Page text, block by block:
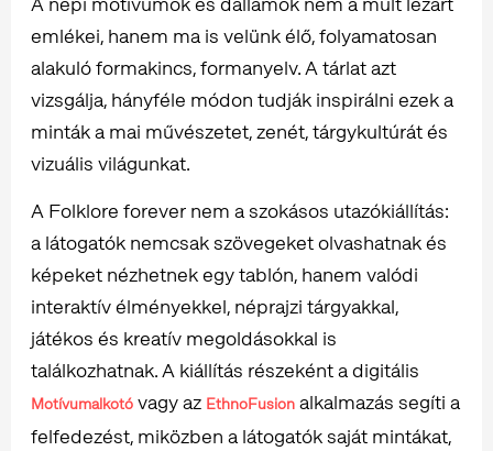
emlékei, hanem ma is velünk élő, folyamatosan
alakuló formakincs, formanyelv. A tárlat azt
vizsgálja, hányféle módon tudják inspirálni ezek a
minták a mai művészetet, zenét, tárgykultúrát és
vizuális világunkat.
A Folklore forever nem a szokásos utazókiállítás:
a látogatók nemcsak szövegeket olvashatnak és
képeket nézhetnek egy tablón, hanem valódi
interaktív élményekkel, néprajzi tárgyakkal,
játékos és kreatív megoldásokkal is
találkozhatnak. A kiállítás részeként a digitális
Motívumalkotó vagy az EthnoFusion alkalmazás segíti a
felfedezést, miközben a látogatók saját mintákat,